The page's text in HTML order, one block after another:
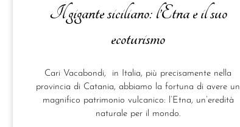
Il gigante siciliano: l’Etna e il suo
ecoturismo
Cari Vacabondi, in Italia, più precisamente nella
provincia di Catania, abbiamo la fortuna di avere un
magnifico patrimonio vulcanico: l’Etna, un’eredità
naturale per il mondo.